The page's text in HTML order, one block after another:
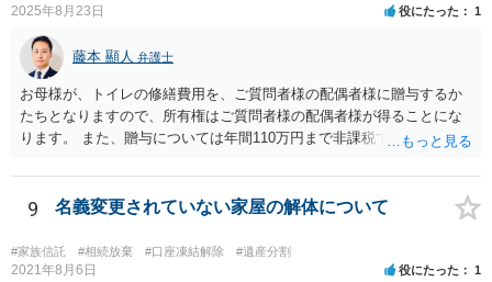
2025年8月23日 役にたった 1
藤本 顯人 弁護士
お母様が、トイレの修繕費用を、ご質問者様の配偶者様に贈与するか
たちとなりますので、所有権はご質問者様の配偶者様が得ることにな
ります。 また、贈与については年間110万円まで非課税であり、トイ
9 名義変更されていない家屋の解体について
#家族信託 #相続放棄 #口座凍結解除 #遺産分割
2021年8月6日 役にたった 1